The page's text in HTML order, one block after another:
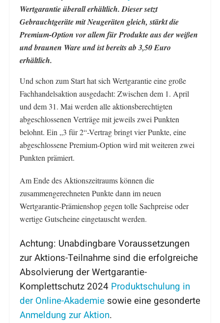
Wertgarantie überall erhältlich. Dieser setzt
Gebrauchtgeräte mit Neugeräten gleich, stärkt die
Premium-Option vor allem für Produkte aus der weißen
und braunen Ware und ist bereits ab 3,50 Euro
erhältlich.
Und schon zum Start hat sich Wertgarantie eine große
Fachhandelsaktion ausgedacht: Zwischen dem 1. April
und dem 31. Mai werden alle aktionsberechtigten
abgeschlossenen Verträge mit jeweils zwei Punkten
belohnt. Ein „3 für 2“-Vertrag bringt vier Punkte, eine
abgeschlossene Premium-Option wird mit weiteren zwei
Punkten prämiert.
Am Ende des Aktionszeitraums können die
zusammengerechneten Punkte dann im neuen
Wertgarantie-Prämienshop gegen tolle Sachpreise oder
wertige Gutscheine eingetauscht werden.
Achtung: Unabdingbare Voraussetzungen
zur Aktions-Teilnahme sind die erfolgreiche
Absolvierung der Wertgarantie-
Komplettschutz 2024 Produktschulung in
der Online-Akademie sowie eine gesonderte
Anmeldung zur Aktion.